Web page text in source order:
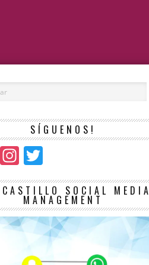
SÍGUENOS!
Instagram
SOCIAL MEDIA
MANAGEMENT